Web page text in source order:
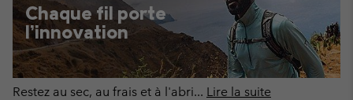
Chaque fil porte
l’innovation
Restez au sec, au frais et à l'abri... Lire la suite